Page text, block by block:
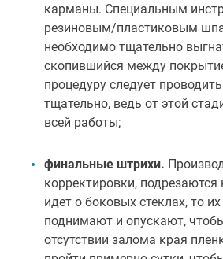
карманы. Специальным
резиновым/пластиковым
необходимо тщательно
скопившийся между
процедуру следует
тщательно, ведь от этой
всей работы;
финальные штрихи.
корректировки, подрезаются
идет о боковых стеклах, то
поднимают и опускают,
отсутствии залома края